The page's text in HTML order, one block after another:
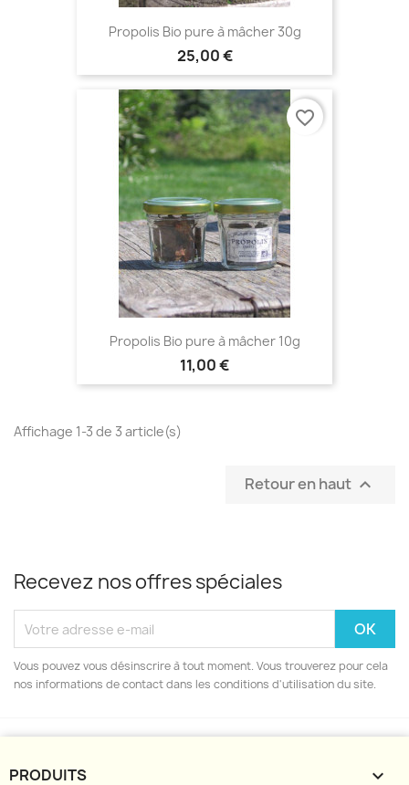
Propolis Bio pure à mâcher 30g
25,00 €
Propolis Bio pure à mâcher 10g
11,00 €
favorite_border
Affichage 1-3 de 3 article(s)
Retour en haut 
Recevez nos offres spéciales
Vous pouvez vous désinscrire à tout moment. Vous trouverez pour cela
nos informations de contact dans les conditions d'utilisation du site.
PRODUITS 